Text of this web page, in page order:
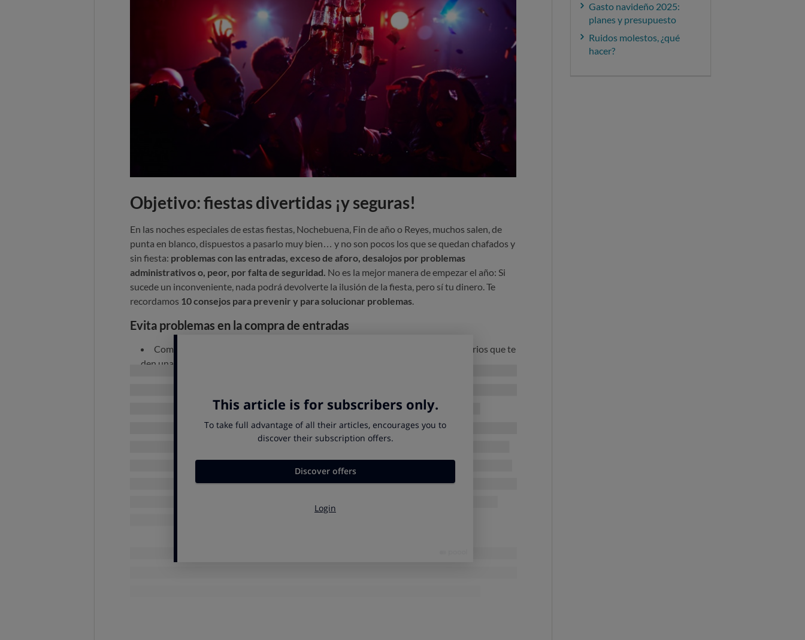
Objetivo: fiestas divertidas ¡y seguras!
En las noches especiales de estas fiestas, Nochebuena, Fin de año o Reyes, muchos salen, de
punta en blanco, dispuestos a pasarlo muy bien… y no son pocos los que se quedan chafados y
sin fiesta: problemas con las entradas, exceso de aforo, desalojos por problemas
administrativos o, peor, por falta de seguridad. No es la mejor manera de empezar el año: Si
sucede un inconveniente, nada podrá devolverte la ilusión de la fiesta, pero sí tu dinero. Te
recordamos 10 consejos para prevenir y para solucionar problemas.
Evita problemas en la compra de entradas
Compra la entrada en
o a través de intermediarios que te
den una absoluta fiabilidad.
Si la compras por Internet, cerciórate de que lo haces a través de las
páginas organizadoras del evento, en sitios seguros, lee las condiciones generales y
conserva copia de la transacción.Evita las reventas.
Atento a la seguridad del local
Gasto navideño 2025:
planes y presupuesto
Ruidos molestos, ¿qué
hacer?